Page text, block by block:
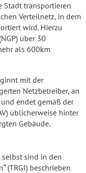
Stadt transportieren
Verteilnetz, in dem
wird. Hierzu
über 30
als 600km
mit der
Netzbetreiber, an
endet gemäß der
üblicherweise hinter
Gebäude.
sind in den
(TRGI) beschrieben